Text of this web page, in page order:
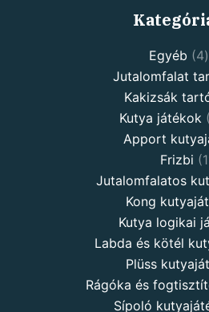
Egyéb 44
Jutalomfalat
Kakizsák
Kutya játékok
Apport
Frizbi
Jutalomfalatos
Kong
Kutya logikai
Labda és kötél
Plüss
Rágóka és
Sípoló